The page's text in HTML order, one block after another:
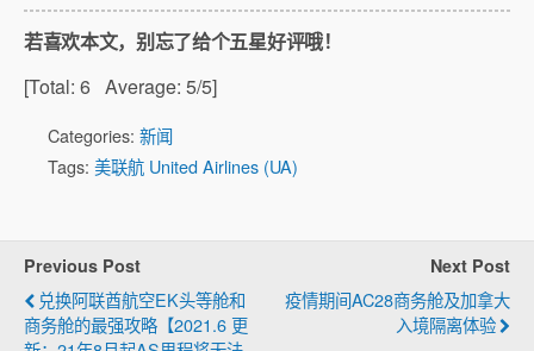
若喜欢本文，别忘了给个五星好评哦！
[Total: 6 Average: 5/5]
Categories: 新闻
Tags: 美联航 United Airlines (UA)
Previous Post
兑换阿联酋航空EK头等舱和
商务舱的最强攻略【2021.6 更
Next Post
疫情期间AC28商务舱及加拿大
入境隔离体验